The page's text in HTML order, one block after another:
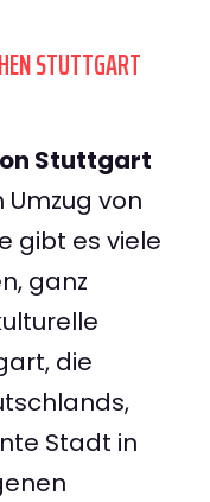
STUTTGART
Stuttgart
Umzug von
gibt es viele
ganz
die
Stadt in